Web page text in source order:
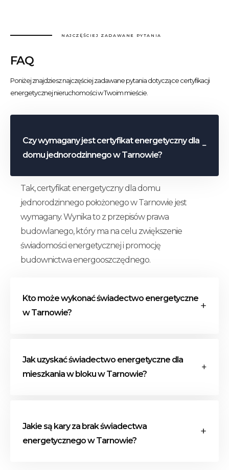
NAJCZĘŚCIEJ ZADAWANE PYTANIA
FAQ
Poniżej znajdziesz najczęściej zadawane pytania dotyczące certyfikacji
energetycznej nieruchomości w Twoim mieście.
Czy wymagany jest certyfikat energetyczny dla
domu jednorodzinnego w Tarnowie?
Tak, certyfikat energetyczny dla domu
jednorodzinnego położonego w Tarnowie jest
wymagany. Wynika to z przepisów prawa
budowlanego, który ma na celu zwiększenie
świadomości energetycznej i promocję
budownictwa energooszczędnego.
Kto może wykonać świadectwo energetyczne
w Tarnowie?
sporządzić wyłącznie osoba wpisana do
centralnego rejestru charakterystyki
certyfikatów energetycznych.
Jak uzyskać świadectwo energetyczne dla
mieszkania w bloku w Tarnowie?
energetycznego dla mieszkania w bloku w
Tarnowie obejmuje kilka kluczowych etapów:
Jakie są kary za brak świadectwa
energetycznego w Tarnowie?